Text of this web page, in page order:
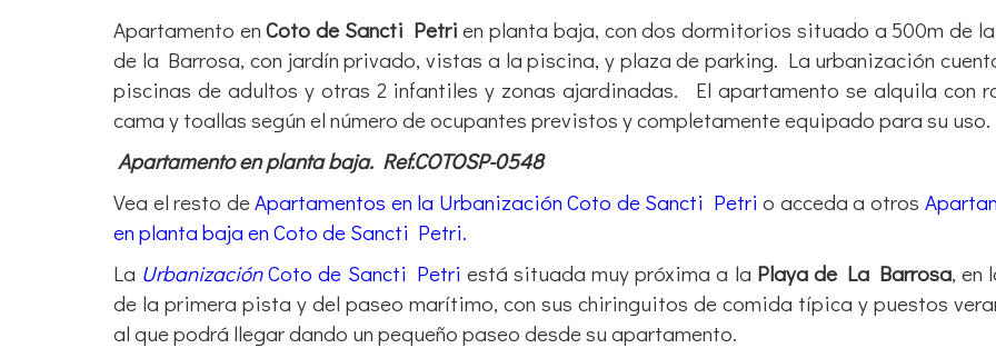
Apartamento enCoto de Sancti Petri en planta baja, con dos dormitorios situado a 500m de
de la Barrosa, con jardín privado, vistas a la piscina, y plaza de parking. La urbanización
piscinas de adultos y otras 2 infantiles y zonas ajardinadas. El apartamento se alquila con
cama y toallas según el número de ocupantes previstos y completamente equipado para su uso.
Apartamento en planta baja. Ref.COTOSP-0548
Vea el resto deApartamentos en la Urbanización Coto de Sancti Petri o acceda a otros
en planta baja en Coto de Sancti Petri.
La UrbanizaciónCoto de Sancti Petri está situada muy próxima a la Playa de La Barrosa, en
de la primera pista y del paseo marítimo, con sus chiringuitos de comida típica y puestos
al que podrá llegar dando un pequeño paseo desde su apartamento.